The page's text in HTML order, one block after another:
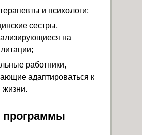
и психологи;
сестры,
на
работники,
адаптироваться к
жизни.
программы